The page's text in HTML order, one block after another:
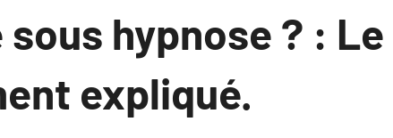
sous hypnose ? : Le
expliqué.